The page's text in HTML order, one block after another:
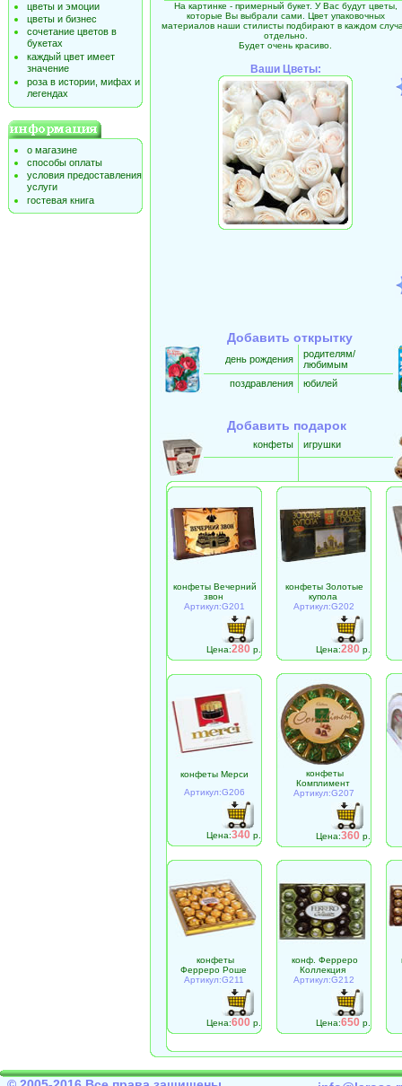
цветы и эмоции
цветы и бизнес
сочетание цветов в
букетах
каждый цвет имеет
значение
роза в истории, мифах и
легендах
о магазине
способы оплаты
условия предоставления
услуги
гостевая книга
На картинке - примерный букет. У Вас будут цветы,
которые Вы выбрали сами. Цвет упаковочных
материалов наши стилисты подбирают в каждом
отдельно.
Будет очень красиво.
Ваши Цветы:
Добавить открытку
день рождения
родителям/
любимым
поздравления
юбилей
Добавить подарок
конфеты игрушки
конфеты Вечерний
звон
Артикул:G201
Цена:280р.
конфеты Золотые
купола
Артикул:G202
Цена:280р.
конфеты Мерси
Артикул:G206
Цена:340р.
конфеты
Комплимент
Артикул:G207
Цена:360р.
конфеты
Ферреро Роше
Артикул:G211
Цена:600р.
конф. Ферреро
Коллекция
Артикул:G212
Цена:650р.